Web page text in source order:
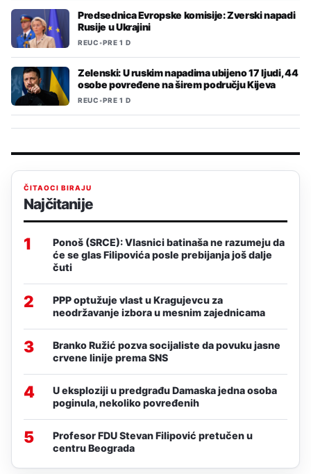
Predsednica Evropske komisije: Zverski napadi
Rusije u Ukrajini
REUC•PRE 1 D
Zelenski: U ruskim napadima ubijeno 17 ljudi, 44
osobe povređene na širem području Kijeva
REUC•PRE 1 D
ČITAOCI BIRAJU
Najčitanije
1
Ponoš (SRCE): Vlasnici batinaša ne razumeju da
će se glas Filipovića posle prebijanja još dalje
čuti
2
PPP optužuje vlast u Kragujevcu za
neodržavanje izbora u mesnim zajednicama
3
Branko Ružić pozva socijaliste da povuku jasne
crvene linije prema SNS
4
U eksploziji u predgrađu Damaska jedna osoba
poginula, nekoliko povređenih
5
Profesor FDU Stevan Filipović pretučen u
centru Beograda